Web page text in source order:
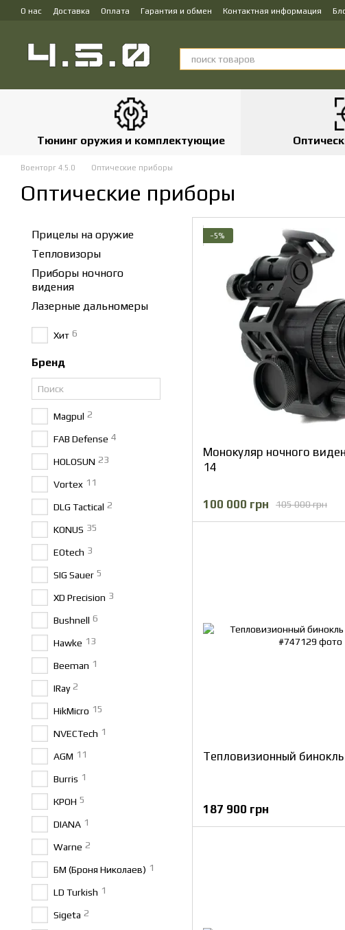
Перейти к основному контенту
О нас Доставка Оплата Гарантия и обмен Контактная информация
Тюнинг оружия и комплектующие
Военторг 4.5.0 Оптические приборы
Оптические приборы
−5%
Монокуляр ночного
14
105 000 грн
100 000 грн
Тепловизионный бинокль
187 900 грн
Прицелы на оружие
Тепловизоры
Приборы ночного
видения
Лазерные дальномеры
Хит 6
Бренд
Magpul 2
FAB Defense 4
HOLOSUN 23
Vortex 11
DLG Tactical 2
KONUS 35
EOtech 3
SIG Sauer 5
XD Precision 3
Bushnell 6
Hawke 13
Beeman 1
IRay 2
HikMicro 15
NVECTech 1
AGM 11
Burris 1
КРОН 5
DIANA 1
Warne 2
БМ (Броня Николаев) 1
LD Turkish 1
Sigeta 2